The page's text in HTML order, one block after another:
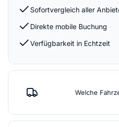
Sofortvergleich aller
Direkte mobile Buchung
Verfügbarkeit in Echtzeit
Welche